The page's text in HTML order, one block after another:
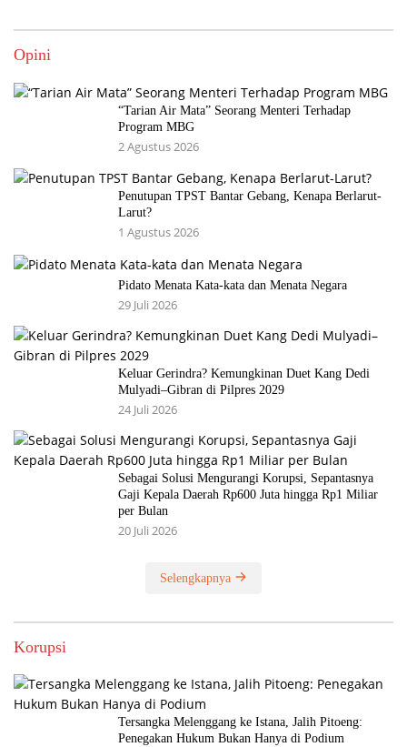
Opini
“Tarian Air Mata” Seorang Menteri Terhadap
Program MBG
2 Agustus 2026
Penutupan TPST Bantar Gebang, Kenapa Berlarut-
Larut?
1 Agustus 2026
Pidato Menata Kata-kata dan Menata Negara
29 Juli 2026
Keluar Gerindra? Kemungkinan Duet Kang Dedi
Mulyadi–Gibran di Pilpres 2029
24 Juli 2026
Sebagai Solusi Mengurangi Korupsi, Sepantasnya
Gaji Kepala Daerah Rp600 Juta hingga Rp1 Miliar
per Bulan
20 Juli 2026
Selengkapnya
Korupsi
Tersangka Melenggang ke Istana, Jalih Pitoeng:
Penegakan Hukum Bukan Hanya di Podium